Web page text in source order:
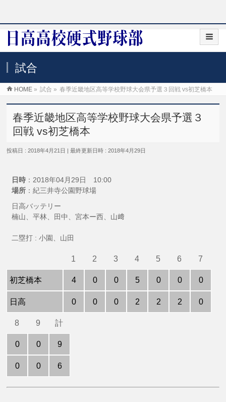
試合
HOME » 試合 » 春季近畿地区高等学校野球大会県予選３回戦 vs初芝橋本
春季近畿地区高等学校野球大会県予選３
回戦 vs初芝橋本
投稿日 : 2018年4月21日 最終更新日時 : 2018年4月29日
日時 ：2018年04月29日 10:00
場所 ：紀三井寺公園野球場
日高バッテリー
楠山、平林、田中、宮本ー西、山﨑
二塁打 : 小園、山田
初芝橋本
日高
1
4
0
2
0
0
3
0
0
4
5
2
5
0
2
6
0
2
7
0
0
8
0
0
9
0
0
計
9
6